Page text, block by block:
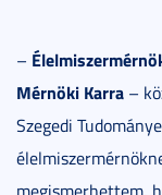
–
Mérnöki Karra –
Szegedi